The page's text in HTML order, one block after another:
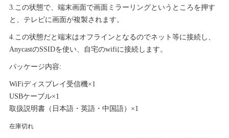
3.この状態で、端末画面で画面ミラーリングというところを押す
と、テレビに画面が複製されます。
4.この状態だと端末はオフラインとなるのでネット等に接続し、
AnycastのSSIDを使い、自宅のwifiに接続します。
パッケージ内容:
WiFiディスプレイ受信機×1
USBケーブル×1
取扱説明書（日本語・英語・中国語）×1
在庫切れ